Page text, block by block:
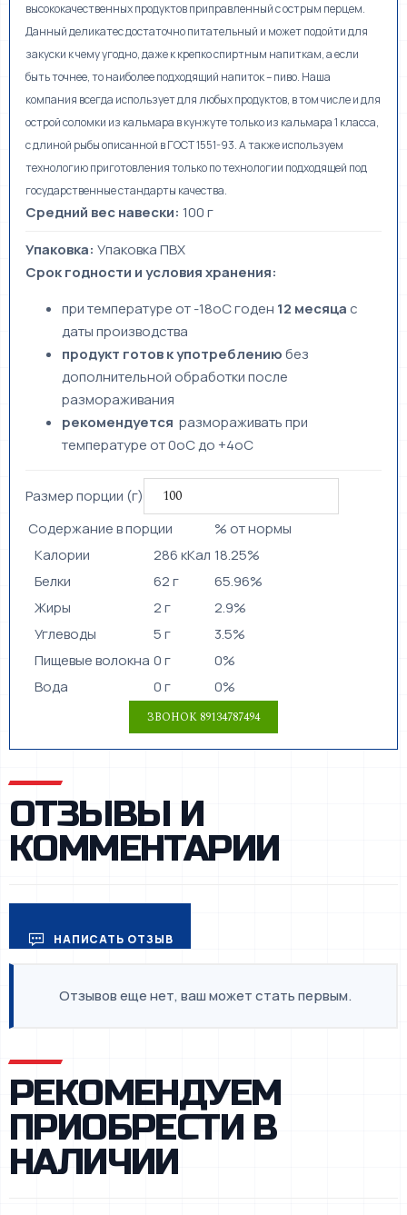
высококачественных продуктов приправленный с острым перцем.
Данный деликатес достаточно питательный и может подойти для
закуски к чему угодно, даже к крепко спиртным напиткам, а если
быть точнее, то наиболее подходящий напиток – пиво. Наша
компания всегда использует для любых продуктов, в том числе и для
острой соломки из кальмара в кунжуте только из кальмара 1 класса,
с длиной рыбы описанной в ГОСТ 1551-93. А также используем
технологию приготовления только по технологии подходящей под
государственные стандарты качества.
Средний вес навески: 100 г
Упаковка: Упаковка ПВХ
Срок годности и условия хранения:
при температуре от -18оС годен 12 месяца с
даты производства
продукт готов к употреблениюбез
дополнительной обработки после
размораживания
рекомендуется размораживать при
температуре от 0оС до +4оС
Размер порции (г)
Содержание в порции
% от нормы
Калории
286 кКал 18.25%
Белки
62 г
65.96%
Жиры
2 г
2.9%
Углеводы
5 г
3.5%
Пищевые волокна 0 г
0%
Вода
0 г 0%
ОТЗЫВЫ И
КОММЕНТАРИИ
НАПИСАТЬ ОТЗЫВ
Отзывов еще нет, ваш может стать первым.
РЕКОМЕНДУЕМ
ПРИОБРЕСТИ В
НАЛИЧИИ